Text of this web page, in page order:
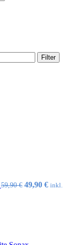
Filter
59,90€ 49,90 € inkl.